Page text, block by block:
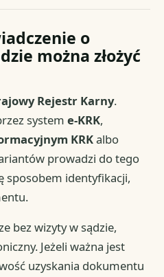
o
można złożyć
Rejestr Karny.
systeme-KRK,
KRKalbo
prowadzi do tego
sposobem identyfikacji,
bez wizyty w sądzie,
Jeżeli ważna jest
uzyskania dokumentu